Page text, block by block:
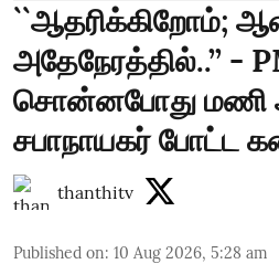
``ஆதரிக்கிறோம்;
அதேநேரத்தில்..’’ -
சொன்னபோது மணி
சபாநாயகர் போட்ட
thanthitv
Published on: 10 Aug 2026, 5:28 am